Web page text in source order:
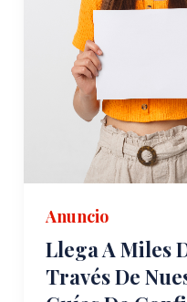
Anuncio
Llega A Miles
Través De